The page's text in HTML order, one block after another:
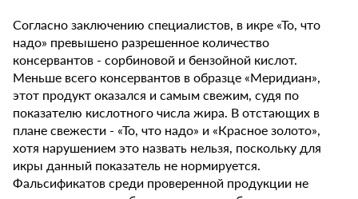
Согласно заключению специалистов, в икре «То, что
надо» превышено разрешенное количество
консервантов - сорбиновой и бензойной кислот.
Меньше всего консервантов в образце «Меридиан»,
этот продукт оказался и самым свежим, судя по
показателю кислотного числа жира. В отстающих в
плане свежести - «То, что надо» и «Красное золото»,
хотя нарушением это назвать нельзя, поскольку для
икры данный показатель не нормируется.
Фальсификатов среди проверенной продукции не